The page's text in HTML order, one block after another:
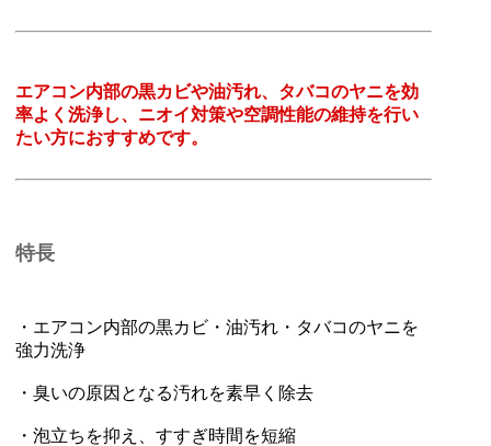
エアコン内部の黒カビや油汚れ、タバコのヤニを効
率よく洗浄し、ニオイ対策や空調性能の維持を行い
たい方におすすめです。
特長
・エアコン内部の黒カビ・油汚れ・タバコのヤニを
強力洗浄
・臭いの原因となる汚れを素早く除去
・泡立ちを抑え、すすぎ時間を短縮